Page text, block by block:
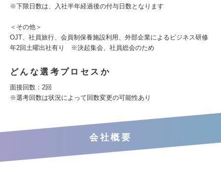
※下限日数は、入社半年経過後の付与日数となります
＜その他＞
OJT、社員旅行、会員制保養施設利用、外部企業によるビジネス研修
年2回土曜出社有り ※決起集会、社員総会のため
どんな選考プロセスか
面接回数：2回
※選考回数は状況によって回数変更の可能性あり
会社概要